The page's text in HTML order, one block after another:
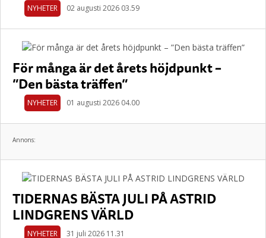
NYHETER 02 augusti 2026 03.59
För många är det årets höjdpunkt –
”Den bästa träffen”
NYHETER 01 augusti 2026 04.00
Annons:
TIDERNAS BÄSTA JULI PÅ ASTRID
LINDGRENS VÄRLD
NYHETER 31 juli 2026 11.31